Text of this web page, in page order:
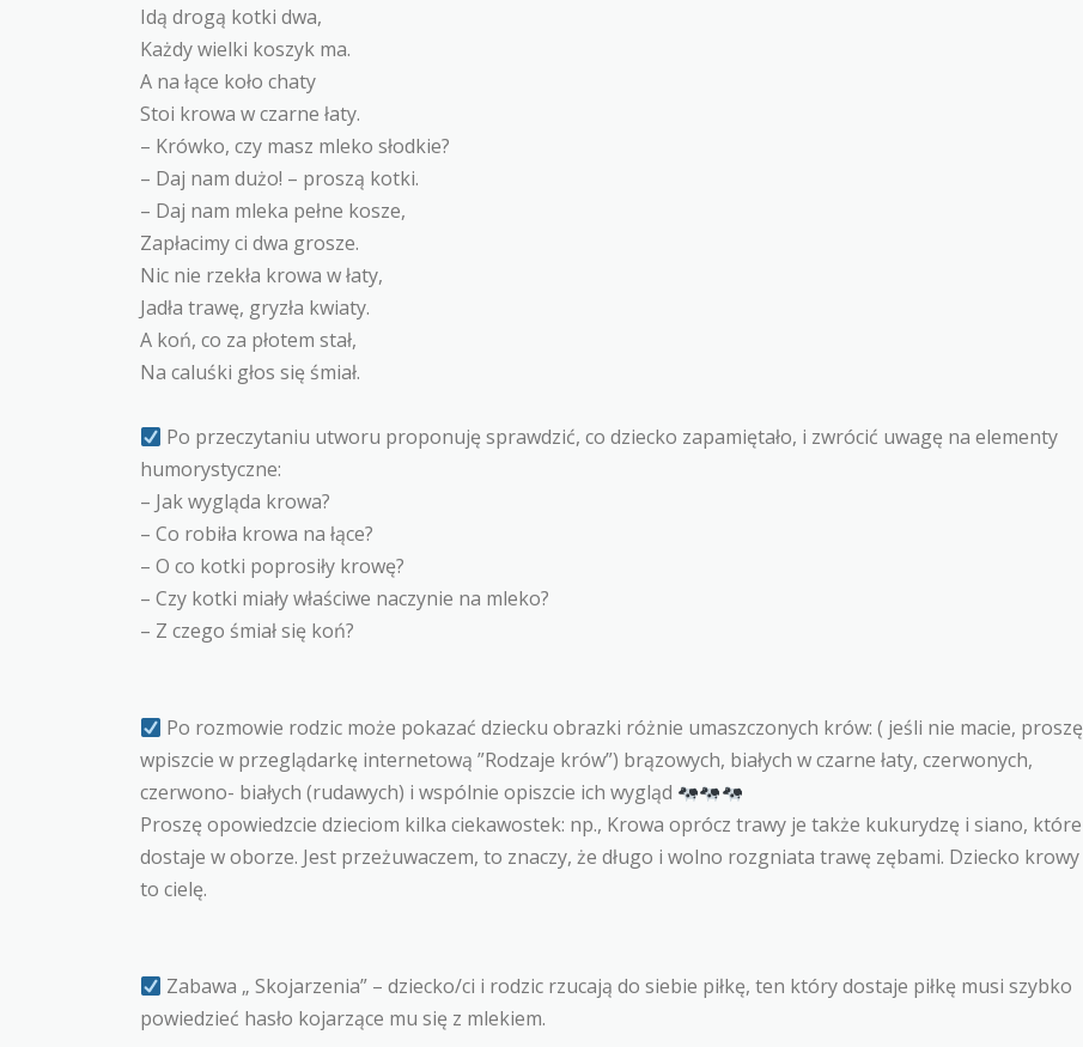
Idą drogą kotki dwa,
Każdy wielki koszyk ma.
A na łące koło chaty
Stoi krowa w czarne łaty.
– Krówko, czy masz mleko słodkie?
– Daj nam dużo! – proszą kotki.
– Daj nam mleka pełne kosze,
Zapłacimy ci dwa grosze.
Nic nie rzekła krowa w łaty,
Jadła trawę, gryzła kwiaty.
A koń, co za płotem stał,
Na caluśki głos się śmiał.
Po przeczytaniu utworu proponuję sprawdzić, co dziecko zapamiętało, i zwrócić uwagę na elementy
humorystyczne:
– Jak wygląda krowa?
– Co robiła krowa na łące?
– O co kotki poprosiły krowę?
– Czy kotki miały właściwe naczynie na mleko?
– Z czego śmiał się koń?
Po rozmowie rodzic może pokazać dziecku obrazki różnie umaszczonych krów: ( jeśli nie macie, proszę
wpiszcie w przeglądarkę internetową ”Rodzaje krów”) brązowych, białych w czarne łaty, czerwonych,
czerwono- białych (rudawych) i wspólnie opiszcie ich wygląd
Proszę opowiedzcie dzieciom kilka ciekawostek: np., Krowa oprócz trawy je także kukurydzę i siano, które
dostaje w oborze. Jest przeżuwaczem, to znaczy, że długo i wolno rozgniata trawę zębami. Dziecko krowy
to cielę.
Zabawa „ Skojarzenia” – dziecko/ci i rodzic rzucają do siebie piłkę, ten który dostaje piłkę musi szybko
powiedzieć hasło kojarzące mu się z mlekiem.